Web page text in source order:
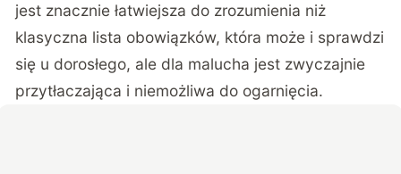
jest znacznie łatwiejsza do zrozumienia niż
klasyczna lista obowiązków, która może i sprawdzi
się u dorosłego, ale dla malucha jest zwyczajnie
przytłaczająca i niemożliwa do ogarnięcia.